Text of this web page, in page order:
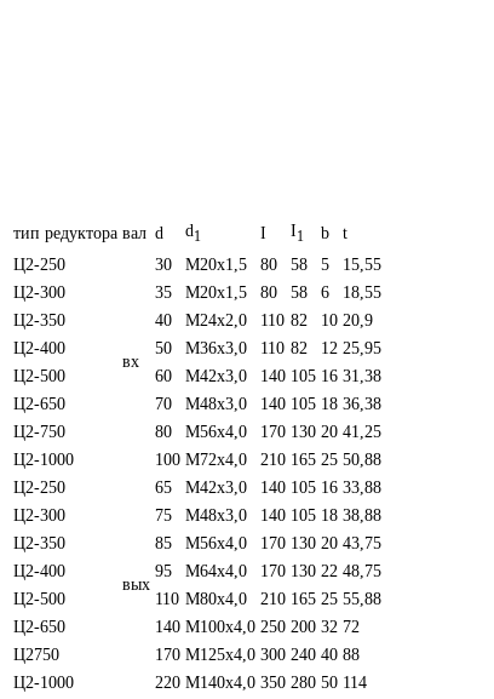
тип редуктора вал d d1 I I1 b
t
Ц2-250
вх
30 М20х1,5 80 58 5
15,55
Ц2-300
35 M20x1,5 80 58 6
18,55
Ц2-350
40 М24х2,0 110 82 10 20,9
Ц2-400
50 М36х3,0 110 82 12 25,95
Ц2-500
60 M42x3,0 140 105 16 31,38
Ц2-650
70 M48x3,0 140 105 18 36,38
Ц2-750
80 M56x4,0 170 130 20 41,25
Ц2-1000
100 M72x4,0 210 165 25 50,88
Ц2-250
вых
65 М42х3,0 140 105 16 33,88
Ц2-300
75 М48х3,0 140 105 18 38,88
Ц2-350
85 М56х4,0 170 130 20 43,75
Ц2-400
95 М64х4,0 170 130 22 48,75
Ц2-500
110 М80х4,0 210 165 25 55,88
Ц2-650
140 М100х4,0 250 200 32 72
Ц2750
170 М125х4,0 300 240 40 88
Ц2-1000
220 М140х4,0 350 280 50 114